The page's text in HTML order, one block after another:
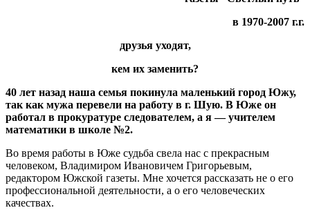
в 1970-2007 г.г.
друзья уходят,
кем их заменить?
40 лет назад наша семья покинула маленький город Южу,
так как мужа перевели на работу в г. Шую. В Юже он
работал в прокуратуре следователем, а я — учителем
математики в школе №2.
Во время работы в Юже судьба свела нас с прекрасным
человеком, Владимиром Ивановичем Григорьевым,
редактором Южской газеты. Мне хочется рассказать не о его
профессиональной деятельности, а о его человеческих
качествах.